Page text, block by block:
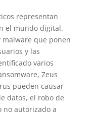
representan
el mundo digital.
malware que ponen
y las
varios
Zeus
pueden causar
datos, el robo de
no autorizado a